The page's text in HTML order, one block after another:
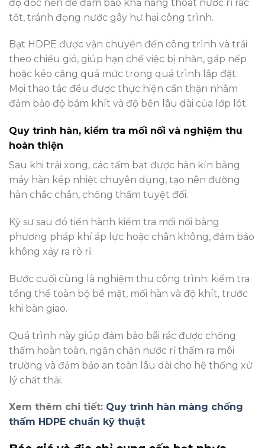
độ dốc nền để đảm bảo khả năng thoát nước rỉ rác
tốt, tránh đọng nước gây hư hại công trình.
Bạt HDPE được vận chuyển đến công trình và trải
theo chiều gió, giúp hạn chế việc bị nhăn, gấp nếp
hoặc kéo căng quá mức trong quá trình lắp đặt.
Mọi thao tác đều được thực hiện cẩn thận nhằm
đảm bảo độ bám khít và độ bền lâu dài của lớp lót.
Quy trình hàn, kiểm tra mối nối và nghiệm thu
hoàn thiện
Sau khi trải xong, các tấm bạt được hàn kín bằng
máy hàn kép nhiệt chuyên dụng, tạo nên đường
hàn chắc chắn, chống thấm tuyệt đối.
Kỹ sư sau đó tiến hành kiểm tra mối nối bằng
phương pháp khí áp lực hoặc chân không, đảm bảo
không xảy ra rò rỉ.
Bước cuối cùng là nghiệm thu công trình: kiểm tra
tổng thể toàn bộ bề mặt, mối hàn và độ khít, trước
khi bàn giao.
Quá trình này giúp đảm bảo bãi rác được chống
thấm hoàn toàn, ngăn chặn nước rỉ thấm ra môi
trường và đảm bảo an toàn lâu dài cho hệ thống xử
lý chất thải.
Xem thêm chi tiết: Quy trình hàn màng chống
thấm HDPE chuẩn kỹ thuật